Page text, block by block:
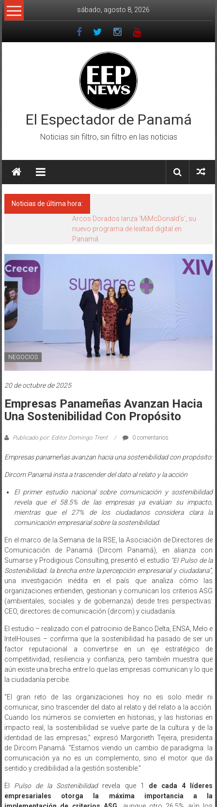
Saltar
al
sábado, agosto 8, 2026
El Espectador de Panamá
Noticias sin filtro, sin filtro en las noticias
Noticias de última hora:
HEINEKEN PANAMÁ Y CINÉPOLIS
TRANSFORMAN LA FORMA DE VIVIR EL
CINE
NEGOCIOS
20 de octubre de 2025
Empresas Panameñas Avanzan Hacia
Una Sostenibilidad Con Propósito
Publicado por: Editor Domingo Trent 0 comentarios
Empresas panameñas avanzan hacia una sostenibilidad con propósito:
Dircom Panamá insta a trascender del dato al relato y la acción
El primer estudio nacional sobre comunicación y sostenibilidad
revela que el 58.5% de las empresas ya evalúan su impacto,
mientras que el 27% de los ciudadanos considera clara la
comunicación empresarial sobre la sostenibilidad.
En el marco de la Semana de la RSE, la Asociación de Directores de
Comunicación de Panamá (Dircom Panamá), en alianza con
Sumarse y Prodigious Consulting, presentó el estudio “El Pulso de la
Sostenibilidad: la brecha entre la percepción empresarial y ciudadana”,
una investigación inédita en el país que analiza cómo las
organizaciones entienden, gestionan y comunican los criterios ASG
(ambientales, sociales y de gobernanza) desde tres perspectivas:
CEO, directores de comunicación (dircom) y ciudadanía.
El estudio – realizado con el patrocinio de Banco Delta, ENSA, Melo e
IntelHouses – confirma que la sostenibilidad ha pasado de ser un
factor reputacional a convertirse en un eje estratégico de
competitividad, resiliencia y confianza, pero también muestra que
aún existe una brecha entre lo que las empresas comunican y lo que
la ciudadanía percibe.
“El gran reto de las organizaciones hoy no es solo medir ni
comunicar, sino trascender del dato al relato y del relato a la acción.
Cuando los números se convierten en historias, y las historias en
impacto real, la sostenibilidad se vuelve parte de la cultura y de la
identidad de las empresas,” expresó Margorieth Tejeira, presidenta
de Dircom Panamá. “Estamos viendo un cambio de paradigma: la
comunicación ya no es un complemento, sino el motor que da
sentido y credibilidad a la gestión sostenible.”
El Pulso de la Sostenibilidad revela que 1
de cada 4 líderes
empresariales otorga la máxima importancia a la